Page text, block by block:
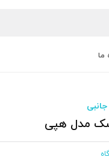
ما
جانبی
مدل هپی